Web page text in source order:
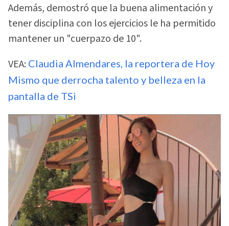
Además, demostró que la buena alimentación y
tener disciplina con los ejercicios le ha permitido
mantener un "cuerpazo de 10".
VEA: Claudia Almendares, la reportera de Hoy
Mismo que derrocha talento y belleza en la
pantalla de TSi